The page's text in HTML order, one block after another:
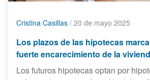
Cristina Casillas / 20 de mayo 2025
Los plazos de las hipotecas
fuerte encarecimiento de la
Los futuros hipotecas optan por